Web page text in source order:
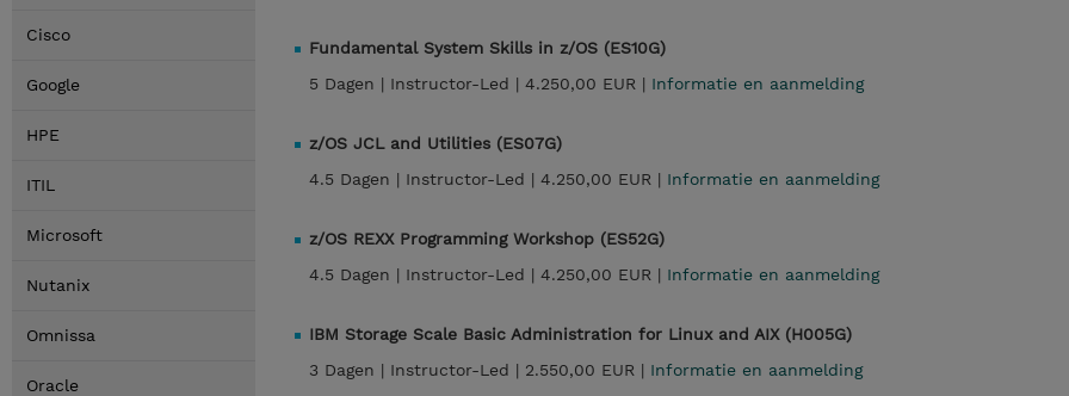
Cisco
Google
HPE
ITIL
Microsoft
Nutanix
Omnissa
Oracle
Fundamental System Skills in z/OS (ES10G)
5 Dagen | Instructor-Led | 4.250,00 EUR | Informatie en aanmelding
z/OS JCL and Utilities (ES07G)
4.5 Dagen | Instructor-Led | 4.250,00 EUR | Informatie en aanmelding
z/OS REXX Programming Workshop (ES52G)
4.5 Dagen | Instructor-Led | 4.250,00 EUR | Informatie en aanmelding
IBM Storage Scale Basic Administration for Linux and AIX (H005G)
3 Dagen | Instructor-Led | 2.550,00 EUR | Informatie en aanmelding